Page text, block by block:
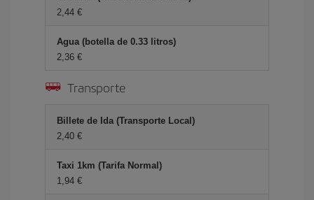
2,44 €
Agua (botella de 0.33 litros)
2,36 €
Transporte
Billete de Ida (Transporte Local)
2,40 €
Taxi 1km (Tarifa Normal)
1,94 €